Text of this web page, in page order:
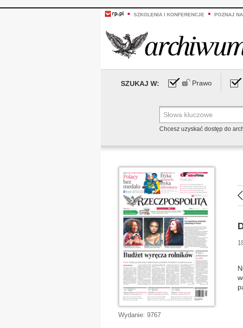
SZKOLENIA I KONFERENCJE POZNAJ
SZUKAJ W: Prawo
Chcesz uzyskać dostęp do
Wydanie: 9767